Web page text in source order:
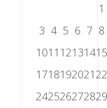
1
3 4 5 6 7 8
1011 121314
1718192021
2425262728